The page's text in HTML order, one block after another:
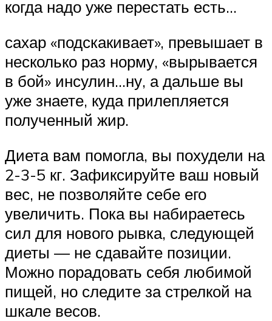
когда надо уже перестать есть…
сахар «подскакивает», превышает в
несколько раз норму, «вырывается
в бой» инсулин…ну, а дальше вы
уже знаете, куда прилепляется
полученный жир.
Диета вам помогла, вы похудели на
2-3-5 кг. Зафиксируйте ваш новый
вес, не позволяйте себе его
увеличить. Пока вы набираетесь
сил для нового рывка, следующей
диеты — не сдавайте позиции.
Можно порадовать себя любимой
пищей, но следите за стрелкой на
шкале весов.